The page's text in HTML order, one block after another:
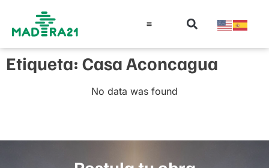
Etiqueta: Casa Aconcagua
No data was found